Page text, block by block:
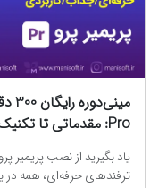
Pro: مقدماتی تا تکنیک‌ ...
یاد بگیرید از نصب پریمیر
ترفندهای حرفه‌ای، همه در